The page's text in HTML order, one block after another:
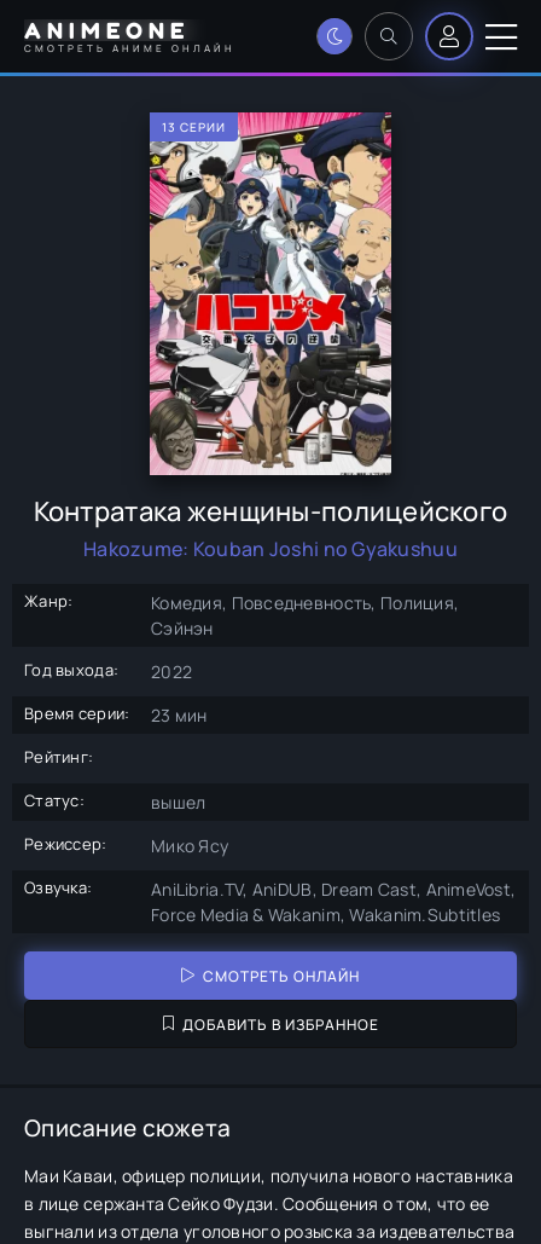
ANIMEONE
СМОТРЕТЬ АНИМЕ ОНЛАЙН
13 СЕРИИ
Контратака женщины-полицейского
Hakozume: Kouban Joshi no Gyakushuu
Жанр:
Комедия, Повседневность, Полиция,
Сэйнэн
Год выхода: 2022
Время серии: 23 мин
Рейтинг:
Статус:
вышел
Режиссер: Мико Ясу
Озвучка:
AniLibria.TV, AniDUB, Dream Cast, AnimeVost,
Force Media & Wakanim, Wakanim.Subtitles
СМОТРЕТЬ ОНЛАЙН
ДОБАВИТЬ В ИЗБРАННОЕ
Описание сюжета
Маи Каваи, офицер полиции, получила нового наставника
в лице сержанта Сейко Фудзи. Сообщения о том, что ее
выгнали из отдела уголовного розыска за издевательства